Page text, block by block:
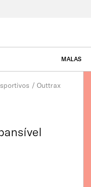
MALAS
/ Outtrax